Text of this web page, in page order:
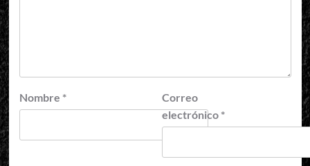
Nombre *
Correo
electrónico *